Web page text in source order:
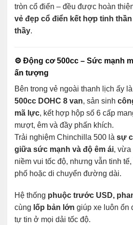
tròn cổ điển – đều được hoàn
vẻ đẹp cổ điển kết hợp tinh
thầy.
⚙️ Động cơ 500cc – Sức mạnh
ấn tượng
Bên trong vẻ ngoài thanh lịch ấy là
500cc DOHC 8 van, sản sinh
mã lực, kết hợp hộp số 6 cấp
mượt, êm và đầy phấn khích.
Trải nghiệm Chinchilla 500 là sự
giữa sức mạnh và độ êm ái, vừa
niềm vui tốc độ, nhưng vẫn tinh
phố hoặc di chuyển đường dài.
Hệ thống phuộc trước USD,
cùng lốp bản lớn giúp xe luôn ổn
tự tin ở mọi dải tốc độ.